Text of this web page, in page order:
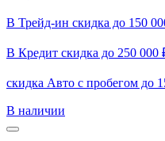
В Трейд-ин скидка до 150
В Кредит скидка до 250 000
скидка Авто с пробегом до
В наличии